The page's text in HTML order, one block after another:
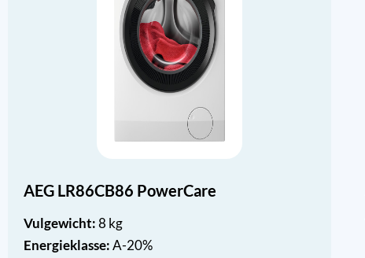
AEG LR86CB86 PowerCare
Vulgewicht:8 kg
Energieklasse:A-20%